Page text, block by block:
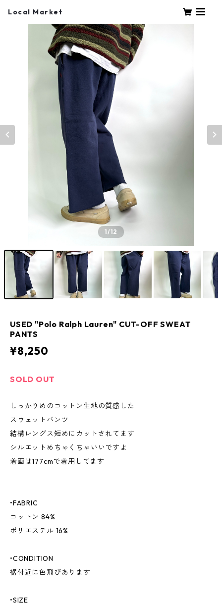
Local Market
1/12
USED "Polo Ralph Lauren" CUT-OFF SWEAT
PANTS
¥8,250
SOLD OUT
しっかりめのコットン生地の質感した
スウェットパンツ
結構レングス短めにカットされてます
シルエットめちゃくちゃいいですよ
着画は177cmで着用してます
•FABRIC
コットン 84%
ポリエステル 16%
•CONDITION
裾付近に色飛びあります
•SIZE